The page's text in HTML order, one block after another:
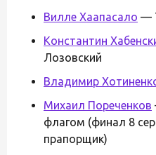
Вилле Хаапасало —
Константин
Лозовский
Владимир
Михаил Пореченков
флагом (финал 8
прапорщик)